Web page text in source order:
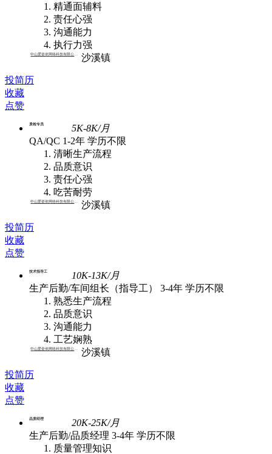
精通面辅料
责任心强
沟通能力
执行力强
沙溪镇
投简历
收藏
点赞
质检专员
5K-8K/月
QA/QC 1-2年 学历不限
清晰生产流程
品质意识
责任心强
吃苦耐劳
沙溪镇
投简历
收藏
点赞
技术指导工
10K-13K/月
生产后勤/车间组长（指导工）
3-4年 学历不限
熟悉生产流程
品质意识
沟通能力
工艺娴熟
沙溪镇
投简历
收藏
点赞
品质经理
20K-25K/月
生产后勤/品质经理 3-4年 学历不限
质量管理知识